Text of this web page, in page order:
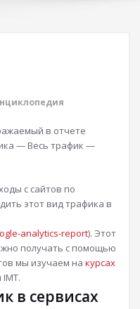
в отчете
— Весь трафик —
с сайтов по
этот вид трафика в
analytics-report). Этот
получать с помощью
мы изучаем на курсах
в сервисах